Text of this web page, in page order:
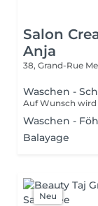
Salon
Anja
38, Grand-Rue
Waschen -
Waschen -
Balayage
Neu